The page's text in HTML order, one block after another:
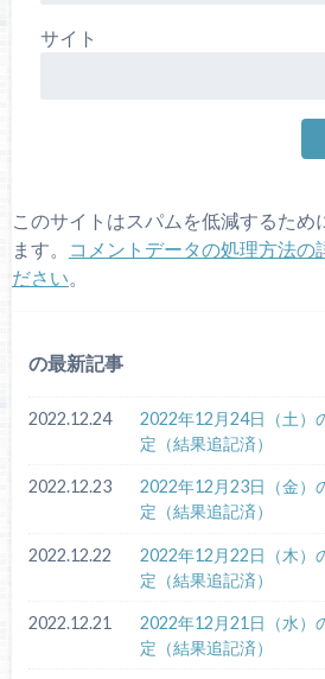
サイト
このサイトはスパムを低減するため
ます。
コメントデータの処理方法の
ださい。
の最新記事
2022.12.24
2022年12月24日（土）
定（結果追記済）
2022.12.23
2022年12月23日（金）
定（結果追記済）
2022.12.22
2022年12月22日（木）
定（結果追記済）
2022.12.21
2022年12月21日（水）
定（結果追記済）